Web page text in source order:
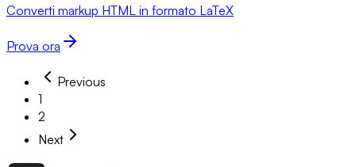
Converti markup HTML in formato LaTeX
Prova ora
Previous
1
2
Next